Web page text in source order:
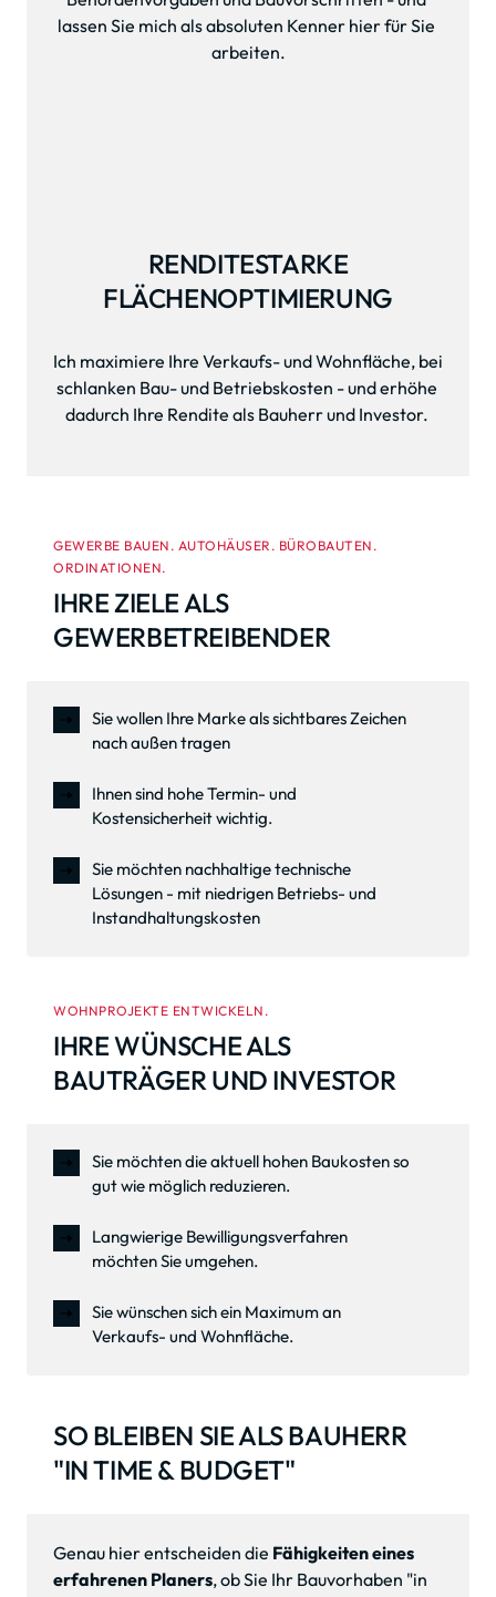
lassen Sie mich als absoluten Kenner hier für Sie
arbeiten.
RENDITESTARKE
FLÄCHENOPTIMIERUNG
Ich maximiere Ihre Verkaufs- und Wohnfläche, bei
schlanken Bau- und Betriebskosten - und erhöhe
dadurch Ihre Rendite als Bauherr und Investor.
GEWERBE BAUEN. AUTOHÄUSER. BÜROBAUTEN.
ORDINATIONEN.
IHRE ZIELE ALS
GEWERBETREIBENDER
Sie wollen Ihre Marke als sichtbares Zeichen
nach außen tragen
Ihnen sind hohe Termin- und
Kostensicherheit wichtig.
Sie möchten nachhaltige technische
Lösungen - mit niedrigen Betriebs- und
Instandhaltungskosten
WOHNPROJEKTE ENTWICKELN.
IHRE WÜNSCHE ALS
BAUTRÄGER UND INVESTOR
Sie möchten die aktuell hohen Baukosten so
gut wie möglich reduzieren.
Langwierige Bewilligungsverfahren
möchten Sie umgehen.
Sie wünschen sich ein Maximum an
Verkaufs- und Wohnfläche.
SO BLEIBEN SIE ALS BAUHERR
"IN TIME & BUDGET"
Genau hier entscheiden die Fähigkeiten eines
erfahrenen Planers, ob Sie Ihr Bauvorhaben "in